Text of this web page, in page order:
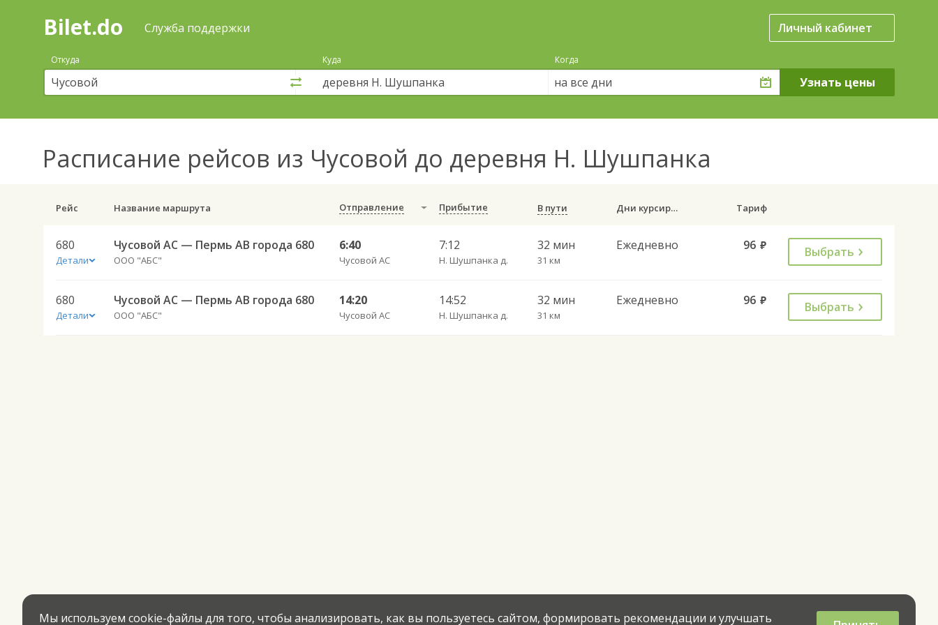
Поиск
покупка
билетов
автобус
онлайн
Bilet.do Служба поддержки Личный кабинет
Откуда Куда Когда
на все дни
Расписание рейсов из Чусовой до деревня Н. Шушпанка
Рейс Название маршрута Отправление Прибытие В пути Дни курсирования Тариф
680
Детали
Чусовой АС — Пермь АВ города 680
ООО "АБС"
6:40
Чусовой АС
7:12
Н. Шушпанка д.
32 мин
31 км
Ежедневно 96 руб. Выбрать
680
Детали
Чусовой АС — Пермь АВ города 680
ООО "АБС"
14:20
Чусовой АС
14:52
Н. Шушпанка д.
32 мин
31 км
Ежедневно 96 руб. Выбрать
Мы используем cookie-файлы для того, чтобы анализировать, как вы пользуетесь сайтом, формировать рекомендации и улучшать